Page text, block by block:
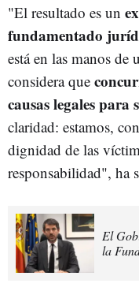
"El resultado es un
fundamentado
está en las manos
considera que
causas legales para
claridad: estamos,
dignidad de las
responsabilidad", ha
El
la